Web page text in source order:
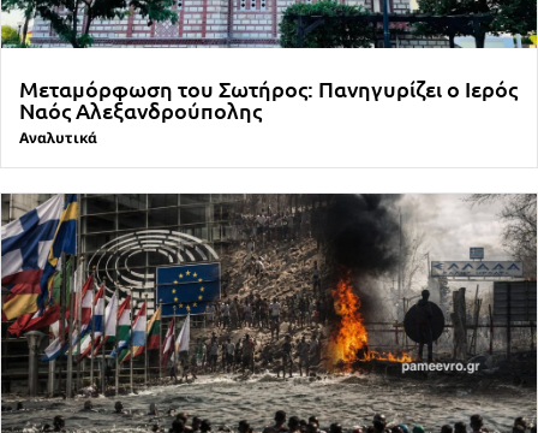
Μεταμόρφωση του Σωτήρος: Πανηγυρίζει ο Ιερός
Ναός Αλεξανδρούπολης
Αναλυτικά